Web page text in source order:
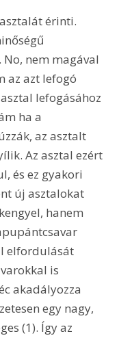
érinti.
nem magával
az azt lefogó
lefogásához
ha a
az asztalt
Az asztal ezért
és ez gyakori
új asztalokat
hanem
elfordulását
is
akadályozza
egy nagy,
(1). Így az